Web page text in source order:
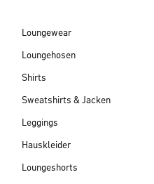
Loungewear
Loungehosen
Shirts
Sweatshirts & Jacken
Leggings
Hauskleider
Loungeshorts